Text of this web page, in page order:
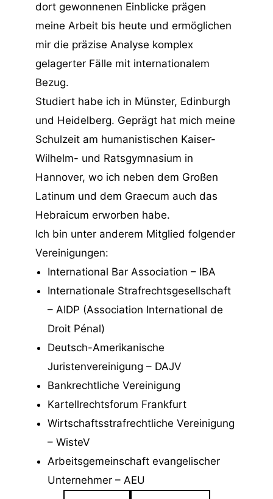
dort gewonnenen Einblicke prägen
meine Arbeit bis heute und ermöglichen
mir die präzise Analyse komplex
gelagerter Fälle mit internationalem
Bezug.
Studiert habe ich in Münster, Edinburgh
und Heidelberg. Geprägt hat mich meine
Schulzeit am humanistischen Kaiser-
Wilhelm- und Ratsgymnasium in
Hannover, wo ich neben dem Großen
Latinum und dem Graecum auch das
Hebraicum erworben habe.
Ich bin unter anderem Mitglied folgender
Vereinigungen:
International Bar Association – IBA
Internationale Strafrechtsgesellschaft
– AIDP (Association International de
Droit Pénal)
Deutsch-Amerikanische
Juristenvereinigung – DAJV
Bankrechtliche Vereinigung
Kartellrechtsforum Frankfurt
Wirtschaftsstrafrechtliche Vereinigung
– WisteV
Arbeitsgemeinschaft evangelischer
Unternehmer – AEU